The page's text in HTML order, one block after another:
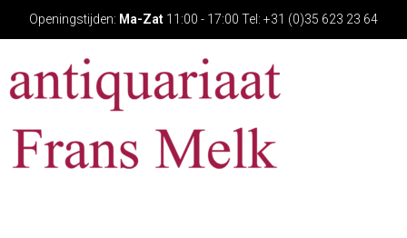
Openingstijden: Ma-Zat 11:00 - 17:00 Tel: +31 (0)35 623 23 64